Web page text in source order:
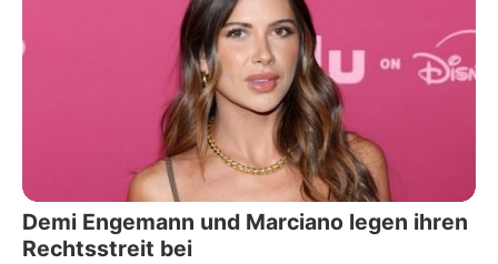
Demi Engemann und Marciano legen ihren
Rechtsstreit bei